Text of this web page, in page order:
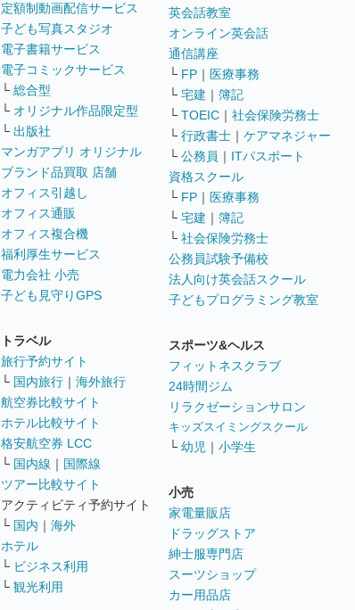
定額制動画配信サービス
子ども写真スタジオ
電子書籍サービス
電子コミックサービス
└ 総合型
└ オリジナル作品限定型
└ 出版社
マンガアプリ オリジナル
ブランド品買取 店舗
オフィス引越し
オフィス通販
オフィス複合機
福利厚生サービス
電力会社 小売
子ども見守りGPS
トラベル
旅行予約サイト
└ 国内旅行 ｜ 海外旅行
航空券比較サイト
ホテル比較サイト
格安航空券 LCC
└ 国内線 ｜ 国際線
ツアー比較サイト
アクティビティ予約サイト
└ 国内 ｜ 海外
ホテル
└ ビジネス利用
└ 観光利用
英会話教室
オンライン英会話
通信講座
└ FP ｜ 医療事務
└ 宅建 ｜ 簿記
└ TOEIC ｜ 社会保険労務士
└ 行政書士 ｜ ケアマネジャー
└ 公務員 ｜ ITパスポート
資格スクール
└ FP ｜ 医療事務
└ 宅建 ｜ 簿記
└ 社会保険労務士
公務員試験予備校
法人向け英会話スクール
子どもプログラミング教室
スポーツ&ヘルス
フィットネスクラブ
24時間ジム
リラクゼーションサロン
キッズスイミングスクール
└ 幼児 ｜ 小学生
小売
家電量販店
ドラッグストア
紳士服専門店
スーツショップ
カー用品店